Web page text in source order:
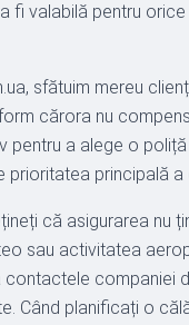
fi valabilă pentru
sfătuim mereu
cărora nu
pentru a alege o
prioritatea principală
că asigurarea nu
sau activitatea
companiei
Când planificați o